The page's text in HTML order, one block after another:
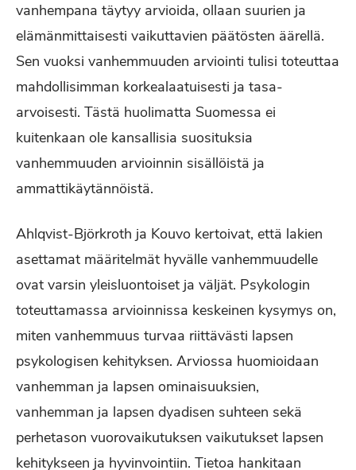
vanhempana täytyy arvioida, ollaan suurien ja
elämänmittaisesti vaikuttavien päätösten äärellä.
Sen vuoksi vanhemmuuden arviointi tulisi toteuttaa
mahdollisimman korkealaatuisesti ja tasa-
arvoisesti. Tästä huolimatta Suomessa ei
kuitenkaan ole kansallisia suosituksia
vanhemmuuden arvioinnin sisällöistä ja
ammattikäytännöistä.
Ahlqvist-Björkroth ja Kouvo kertoivat, että lakien
asettamat määritelmät hyvälle vanhemmuudelle
ovat varsin yleisluontoiset ja väljät. Psykologin
toteuttamassa arvioinnissa keskeinen kysymys on,
miten vanhemmuus turvaa riittävästi lapsen
psykologisen kehityksen. Arviossa huomioidaan
vanhemman ja lapsen ominaisuuksien,
vanhemman ja lapsen dyadisen suhteen sekä
perhetason vuorovaikutuksen vaikutukset lapsen
kehitykseen ja hyvinvointiin. Tietoa hankitaan